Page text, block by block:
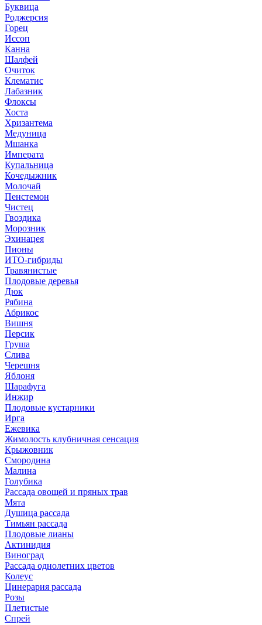
Буквица
Роджерсия
Горец
Иссоп
Канна
Шалфей
Очиток
Клематис
Лабазник
Флоксы
Хоста
Хризантема
Медуница
Мшанка
Императа
Купальница
Кочедыжник
Молочай
Пенстемон
Чистец
Гвоздика
Морозник
Эхинацея
Пионы
ИТО-гибриды
Травянистые
Плодовые деревья
Дюк
Рябина
Абрикос
Вишня
Персик
Груша
Слива
Черешня
Яблоня
Шарафуга
Инжир
Плодовые кустарники
Ирга
Ежевика
Жимолость клубничная сенсация
Крыжовник
Смородина
Малина
Голубика
Рассада овощей и пряных трав
Мята
Душица рассада
Тимьян рассада
Плодовые лианы
Актинидия
Виноград
Рассада однолетних цветов
Колеус
Цинерария рассада
Розы
Плетистые
Спрей